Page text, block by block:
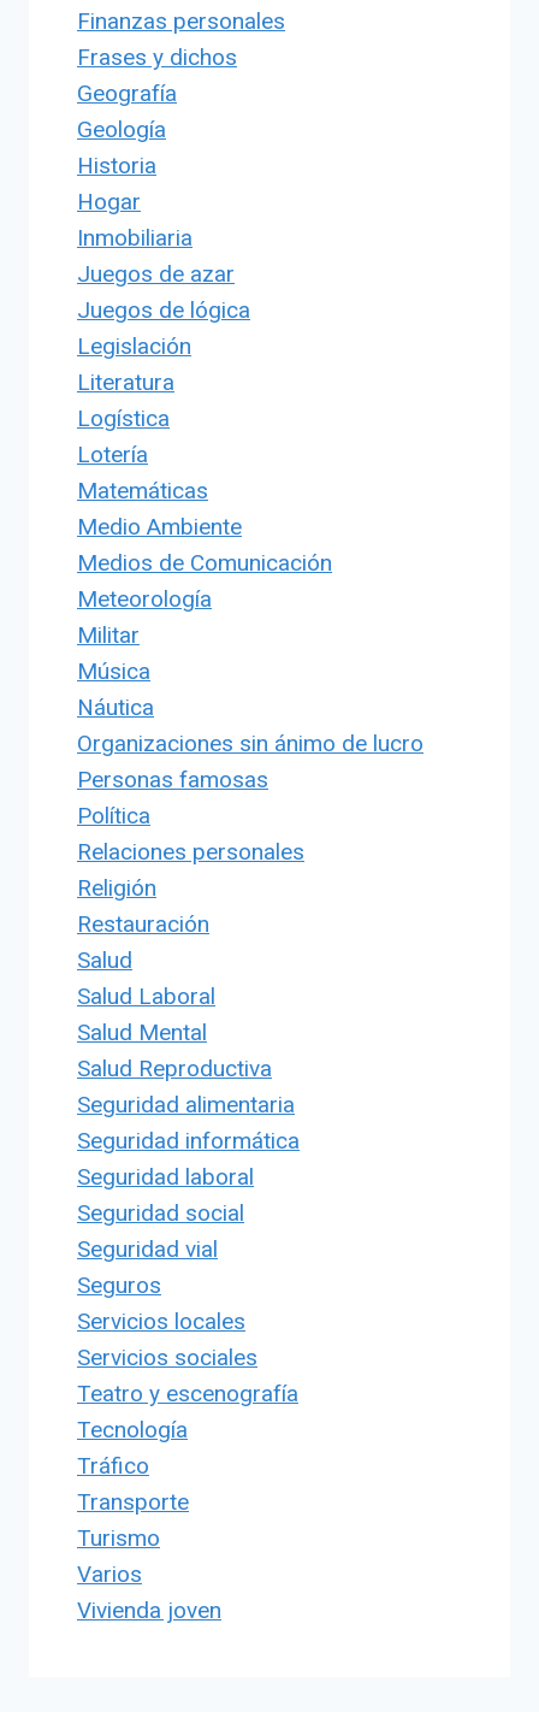
Finanzas personales
Frases y dichos
Geografía
Geología
Historia
Hogar
Inmobiliaria
Juegos de azar
Juegos de lógica
Legislación
Literatura
Logística
Lotería
Matemáticas
Medio Ambiente
Medios de Comunicación
Meteorología
Militar
Música
Náutica
Organizaciones sin ánimo de lucro
Personas famosas
Política
Relaciones personales
Religión
Restauración
Salud
Salud Laboral
Salud Mental
Salud Reproductiva
Seguridad alimentaria
Seguridad informática
Seguridad laboral
Seguridad social
Seguridad vial
Seguros
Servicios locales
Servicios sociales
Teatro y escenografía
Tecnología
Tráfico
Transporte
Turismo
Varios
Vivienda joven